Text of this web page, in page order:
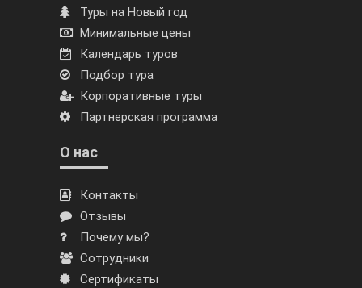
Туры на Новый год
Минимальные цены
Календарь туров
Подбор тура
Корпоративные туры
Партнерская программа
О нас
Контакты
Отзывы
Почему мы?
Сотрудники
Сертификаты